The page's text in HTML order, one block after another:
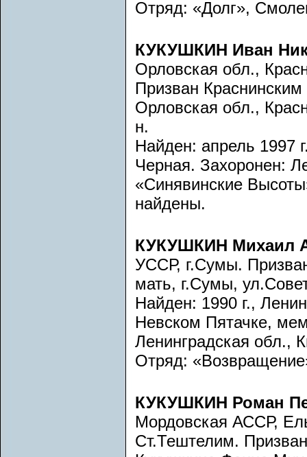
Отряд: «Долг»,
КУКУШКИН Иван
Орловская обл.,
Призван
Орловская обл.,
н.
Найден: апрель 1997
Черная. Захоронен:
«Синявинские
найдены.
КУКУШКИН Михаил
УССР, г.Сумы.
мать, г.Сумы,
Найден: 1990 г.,
Невском Пятачке,
Ленинградская обл.,
Отряд:
КУКУШКИН Роман
Мордовская АССР,
Ст.Тештелим.